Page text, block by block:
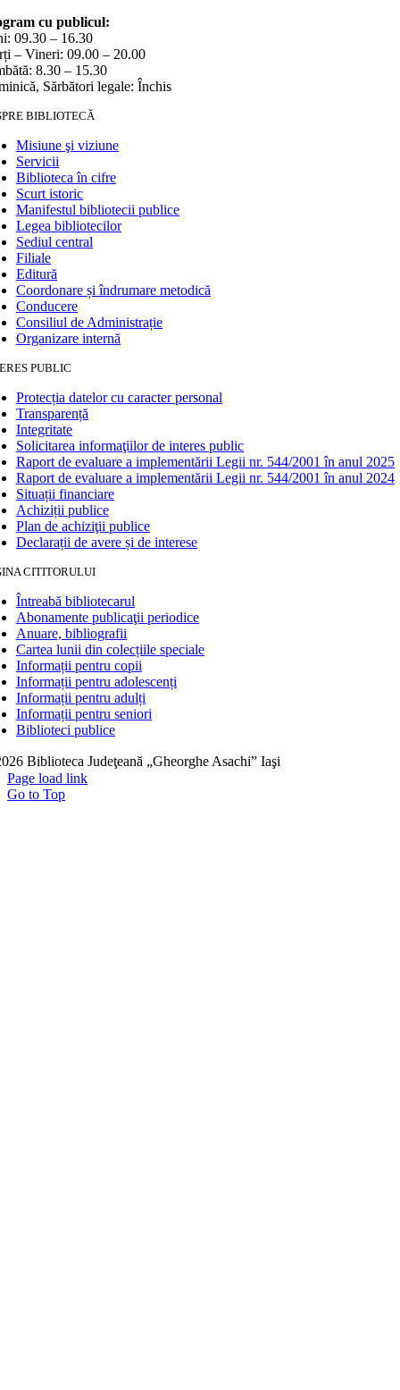
cu publicul:
09.30 – 16.30
– Vineri: 09.00 – 20.00
8.30 – 15.30
Sărbători legale: Închis
BIBLIOTECĂ
Misiune şi viziune
Servicii
Biblioteca în cifre
Scurt istoric
Manifestul bibliotecii publice
Legea bibliotecilor
Sediul central
Filiale
Editură
Coordonare și îndrumare metodică
Conducere
Consiliul de Administrație
Organizare internă
PUBLIC
Protecția datelor cu caracter personal
Transparență
Integritate
Solicitarea informaţiilor de interes public
Raport de evaluare a implementării Legii nr. 544/2001 în anul 2025
Raport de evaluare a implementării Legii nr. 544/2001 în anul 2024
Situații financiare
Achiziții publice
Plan de achiziţii publice
Declarații de avere și de interese
CITITORULUI
Întreabă bibliotecarul
Abonamente publicaţii periodice
Anuare, bibliografii
Cartea lunii din colecțiile speciale
Informații pentru copii
Informații pentru adolescenți
Informații pentru adulți
Informații pentru seniori
Biblioteci publice
Biblioteca Judeţeană „Gheorghe Asachi” Iaşi
Page load link
Go to Top